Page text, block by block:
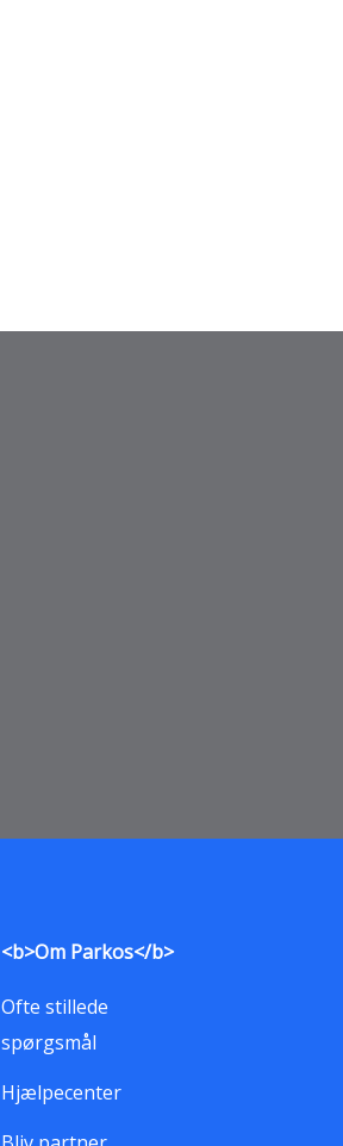
<b>Om Parkos</b>
Ofte stillede
spørgsmål
Hjælpecenter